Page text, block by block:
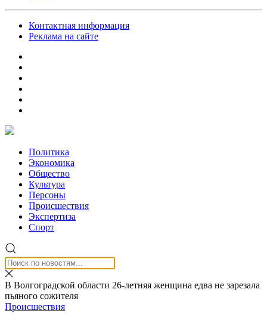
Контактная информация
Реклама на сайте
Политика
Экономика
Общество
Культура
Персоны
Происшествия
Экспертиза
Спорт
В Волгоградской области 26-летняя женщина едва не зарезала
пьяного сожителя
Происшествия